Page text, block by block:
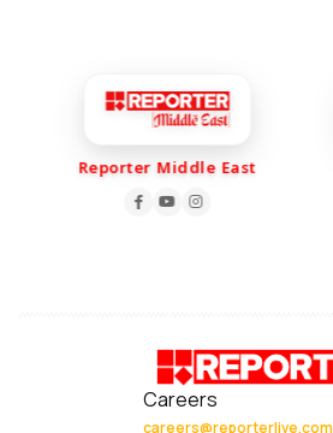
Reporter Middle East
Careers
careers@reporterlive.com